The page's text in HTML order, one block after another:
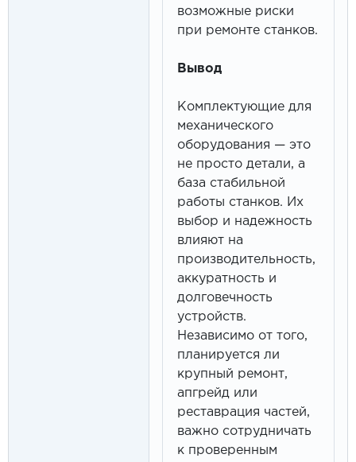
возможные риски
при ремонте станков.
Вывод
Комплектующие для
механического
оборудования — это
не просто детали, а
база стабильной
работы станков. Их
выбор и надежность
влияют на
производительность,
аккуратность и
долговечность
устройств.
Независимо от того,
планируется ли
крупный ремонт,
апгрейд или
реставрация частей,
важно сотрудничать
к проверенным